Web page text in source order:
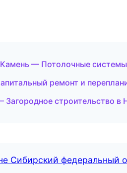
— Потолочные
ремонт и
строительство в
Сибирский федеральный